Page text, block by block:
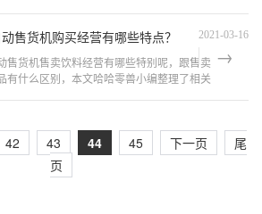
售货机购买经营有哪些特点？ 2021-03-16
货机售卖饮料经营有哪些特别呢，跟售卖
有什么区别，本文哈哈零兽小编整理了相关
42 43 44 45 下一页
尾
页